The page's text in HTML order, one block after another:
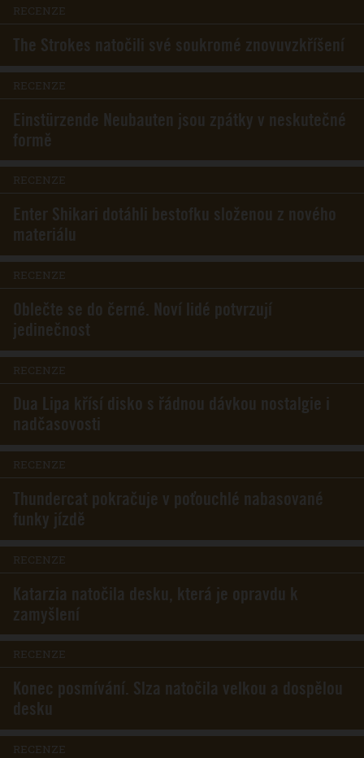
RECENZE
The Strokes natočili své soukromé znovuvzkříšení
RECENZE
Einstürzende Neubauten jsou zpátky v neskutečné
formě
RECENZE
Enter Shikari dotáhli bestofku složenou z nového
materiálu
RECENZE
Oblečte se do černé. Noví lidé potvrzují
jedinečnost
RECENZE
Dua Lipa křísí disko s řádnou dávkou nostalgie i
nadčasovosti
RECENZE
Thundercat pokračuje v poťouchlé nabasované
funky jízdě
RECENZE
Katarzia natočila desku, která je opravdu k
zamyšlení
RECENZE
Konec posmívání. Slza natočila velkou a dospělou
desku
RECENZE